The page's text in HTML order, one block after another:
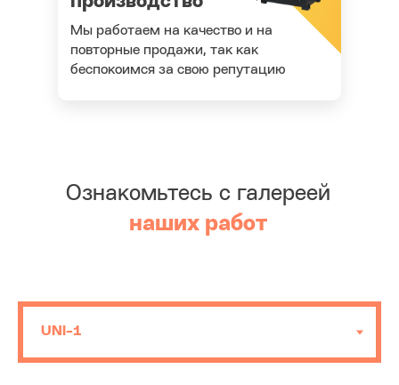
Мы работаем на качество и на
повторные продажи, так как
беспокоимся за свою репутацию
Ознакомьтесь с галереей
наших работ